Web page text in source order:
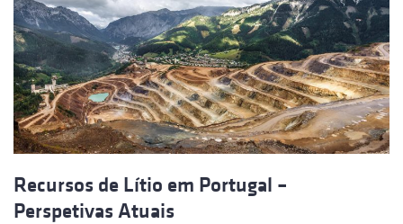
Recursos de Lítio em Portugal –
Perspetivas Atuais